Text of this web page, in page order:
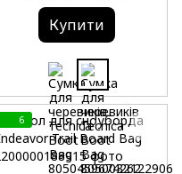
Купити
6